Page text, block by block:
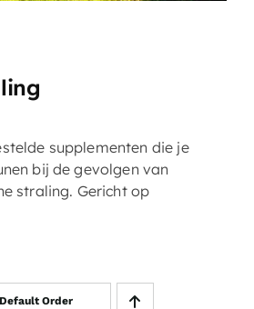
supplementen die je
bij de gevolgen van
straling. Gericht op
Default Order